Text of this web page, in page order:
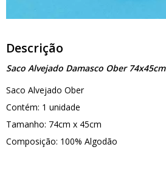
Descrição
Saco Alvejado Damasco Ober 74x45cm
Saco Alvejado Ober
Contém: 1 unidade
Tamanho: 74cm x 45cm
Composição: 100% Algodão